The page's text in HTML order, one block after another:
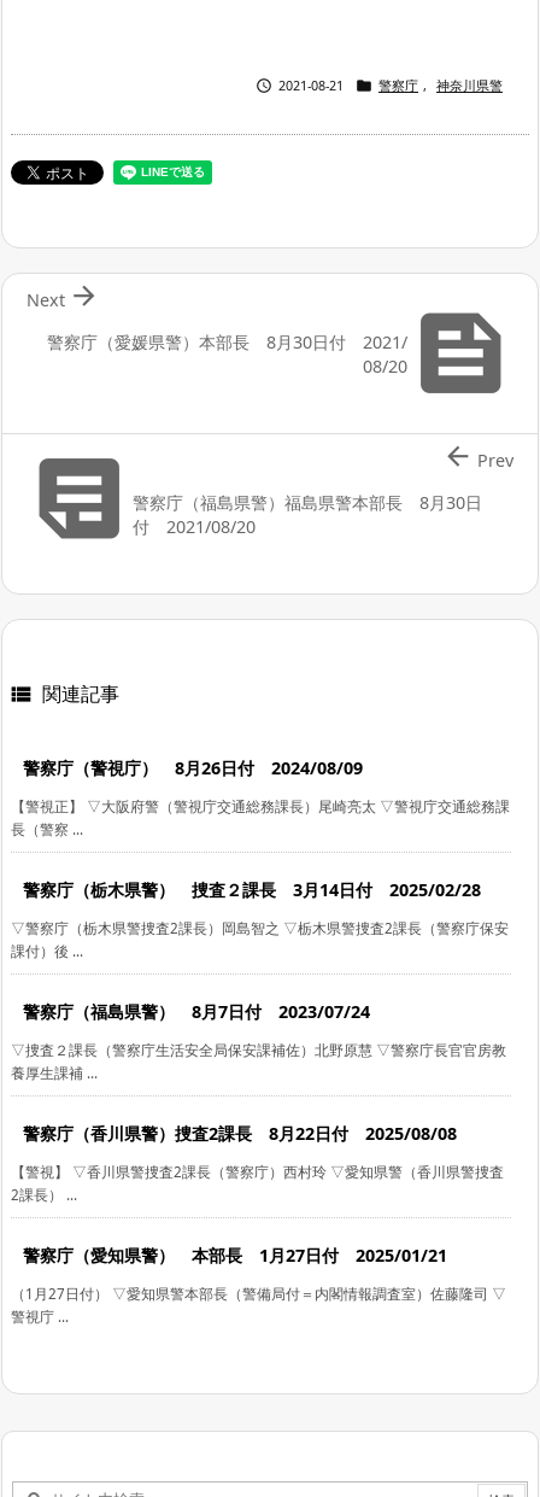
 2021-08-21  警察庁 , 神奈川県警

警察庁（愛媛県警）本部長 8月30日付 2021/
08/20

Next
警察庁（福島県警）福島県警本部長 8月30日
付 2021/08/20
 Prev
 関連記事
警察庁（警視庁） 8月26日付 2024/08/09
【警視正】 ▽大阪府警（警視庁交通総務課長）尾崎亮太 ▽警視庁交通総務課
長（警察 ...
警察庁（栃木県警） 捜査２課長 3月14日付 2025/02/28
▽警察庁（栃木県警捜査2課長）岡島智之 ▽栃木県警捜査2課長（警察庁保安
課付）後 ...
警察庁（福島県警） 8月7日付 2023/07/24
▽捜査２課長（警察庁生活安全局保安課補佐）北野原慧 ▽警察庁長官官房教
養厚生課補 ...
警察庁（香川県警）捜査2課長 8月22日付 2025/08/08
【警視】 ▽香川県警捜査2課長（警察庁）西村玲 ▽愛知県警（香川県警捜査
2課長） ...
警察庁（愛知県警） 本部長 1月27日付 2025/01/21
（1月27日付） ▽愛知県警本部長（警備局付＝内閣情報調査室）佐藤隆司 ▽
警視庁 ...